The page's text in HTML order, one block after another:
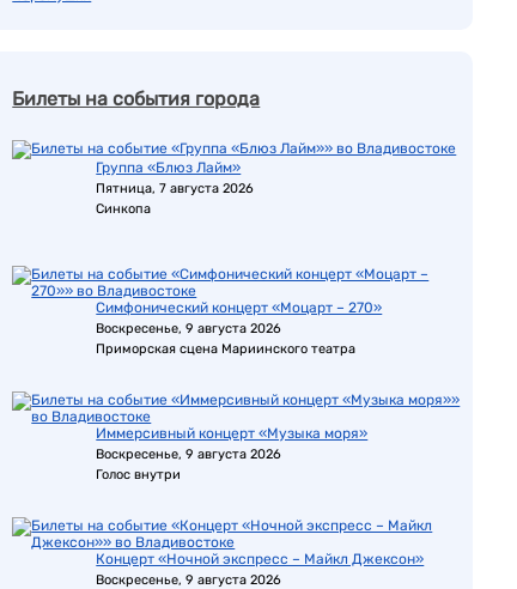
Билеты на события города
Группа «Блюз Лайм»
Пятница, 7 августа 2026
Синкопа
Симфонический концерт «Моцарт – 270»
Воскресенье, 9 августа 2026
Приморская сцена Мариинского театра
Иммерсивный концерт «Музыка моря»
Воскресенье, 9 августа 2026
Голос внутри
Концерт «Ночной экспресс – Майкл Джексон»
Воскресенье, 9 августа 2026